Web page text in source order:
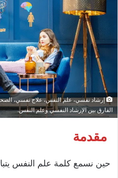
إرشاد نفسي، علم النفس، علاج نفسي،
الفارق بين الإرشاد النفسي وعلم النفس.
مقدمة
حين نسمع كلمة علم النفس